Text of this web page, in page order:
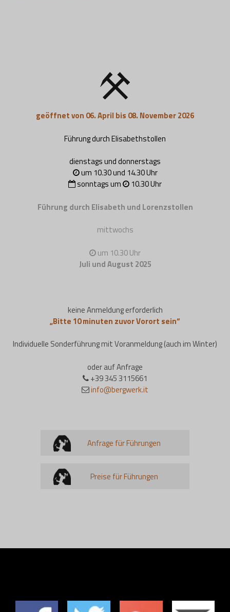
geöffnet von 06. April bis 08. November 2026
Führung durch Elisabethstollen
dienstags und donnerstags
um 10.30 und 14.30 Uhr
sonntags um
10.30 Uhr
Führung durch Elisabeth und Lorenzstollen
mittwochs
um 10.30 Uhr
Juli und August 2025
keine Anmeldung erforderlich
„Bitte 10 minuten zuvor Vorort sein“
Individuelle Sonderführung mit Voranmeldung (auch im Winter)
oder auf Anfrage
+39 345 3115661
info@bergwerk.it
Anfrage für Führungen
Preise für Führungen